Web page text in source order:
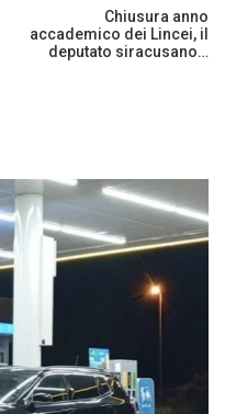
Chiusura anno
accademico dei Lincei, il
deputato siracusano…